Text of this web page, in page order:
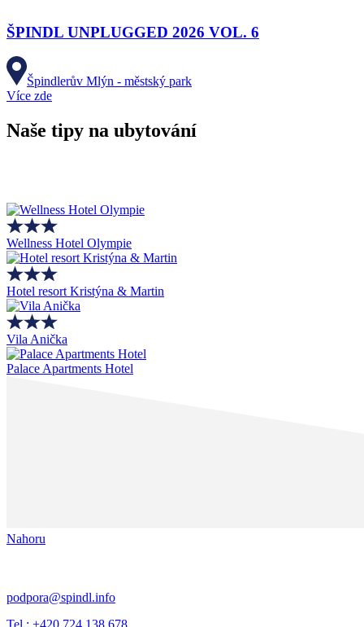
ŠPINDL UNPLUGGED 2026 VOL. 6
Špindlerův Mlýn - městský park
Více zde
Naše tipy na ubytování
Wellness Hotel Olympie
Hotel resort Kristýna & Martin
Vila Anička
Palace Apartments Hotel
Nahoru
podpora@spindl.info